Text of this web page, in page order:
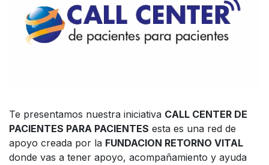
Te presentamos nuestra iniciativa CALL CENTER DE
PACIENTES PARA PACIENTES esta es una red de
apoyo creada por la FUNDACION RETORNO VITAL
donde vas a tener apoyo, acompañamiento y ayuda